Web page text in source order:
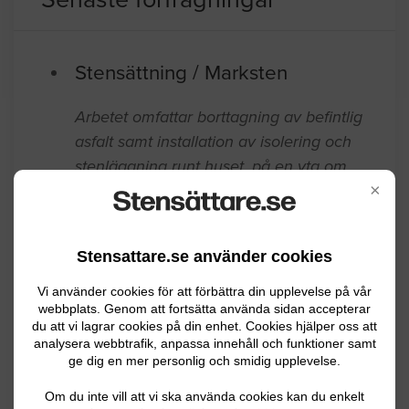
×
Stensattare.se använder cookies
Vi använder cookies för att förbättra din upplevelse på vår
webbplats. Genom att fortsätta använda sidan accepterar
du att vi lagrar cookies på din enhet. Cookies hjälper oss att
analysera webbtrafik, anpassa innehåll och funktioner samt
ge dig en mer personlig och smidig upplevelse.
Om du inte vill att vi ska använda cookies kan du enkelt
Stensättning / Marksten
Arbetet omfattar borttagning av befintlig
asfalt samt installation av isolering och
stenläggning runt huset, på en yta om
cirka 30 m².
Trädgårdsgång med natursten-plattor
som tryckts ur läge av tallens rötter,
rötter ska bort, markberedning och
lägga stenplattorna åter. Cirka 1,5 m